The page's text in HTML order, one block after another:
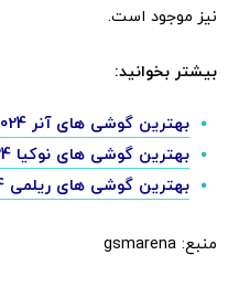
نیز موجود است.
بیشتر بخوانید:
بهترین گوشی های آنر 2024
بهترین گوشی های نوکیا 2024
بهترین گوشی های ریلمی 2024
منبع: gsmarena